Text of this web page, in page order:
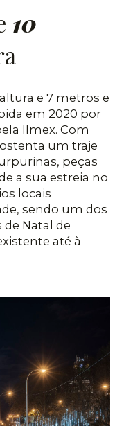
10
e 7 metros e
em 2020 por
Ilmex. Com
um traje
peças
a sua estreia no
locais
sendo um dos
de Natal de
até à